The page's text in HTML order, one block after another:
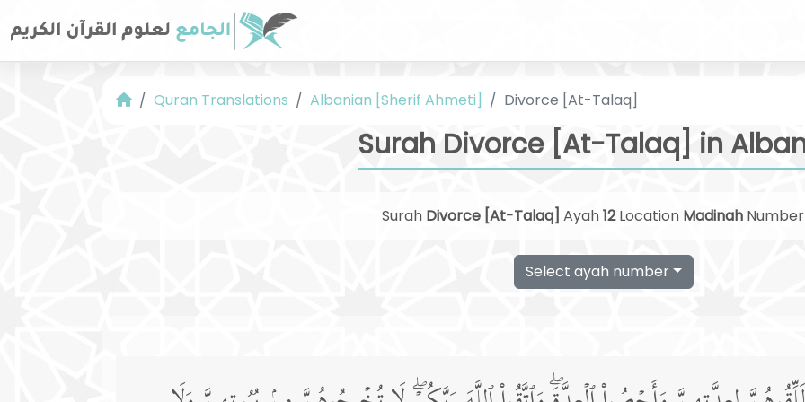
Quran Translations Albanian [Sherif Ahmeti] Divorce [At-Talaq]
Surah Divorce [At-Talaq] in
Surah Divorce [At-Talaq] Ayah12Location Madinah Number
Select ayah number